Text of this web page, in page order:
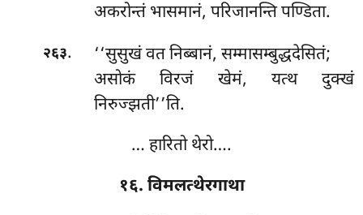
अकरोन्तं भासमानं, परिजानन्ति पण्डिता.
२६३.
‘‘सुसुखं वत निब्बानं, सम्मासम्बुद्धदेसितं;
असोकं विरजं खेमं, यत्थ दुक्खं
निरुज्झती’’ति.
… हारितो थेरो….
१६. विमलत्थेरगाथा